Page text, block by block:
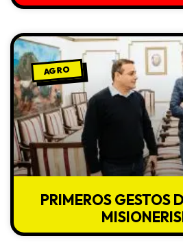
AGRO
PRIMEROS GESTOS